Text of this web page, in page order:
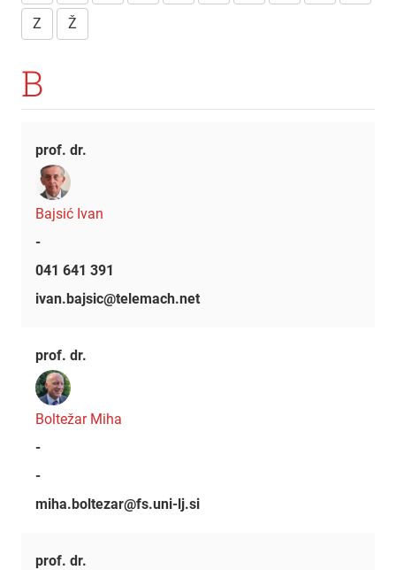
Z Ž
B
prof. dr.
Bajsić Ivan
-
041 641 391
ivan.bajsic@telemach.net
prof. dr.
Boltežar Miha
-
-
miha.boltezar@fs.uni-lj.si
prof. dr.